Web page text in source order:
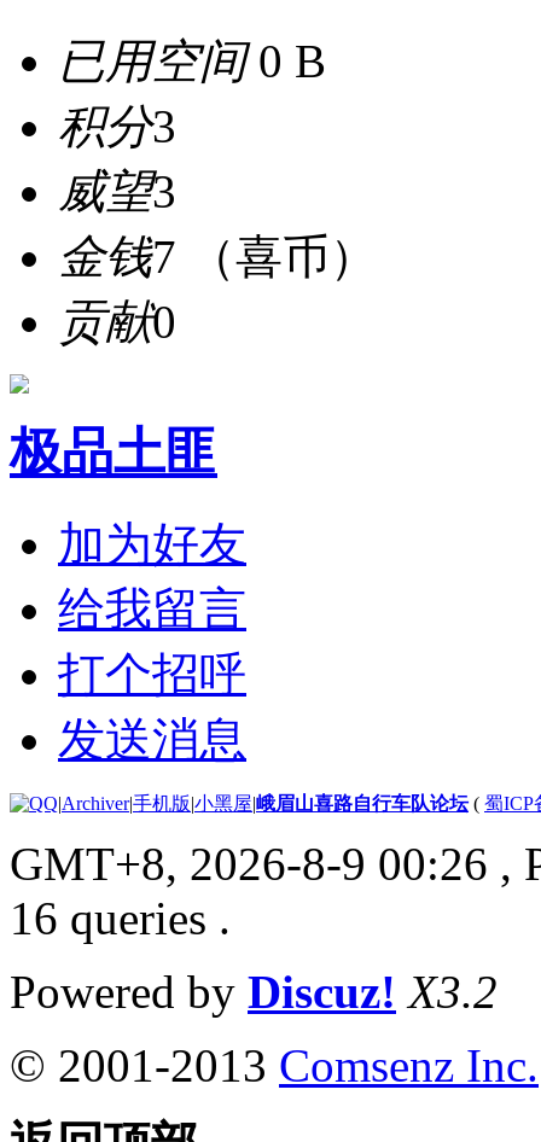
已用空间0 B
积分3
威望3
金钱7 （喜币）
贡献0
极品土匪
加为好友
给我留言
打个招呼
发送消息
|Archiver|手机版|小黑屋|峨眉山喜路自行车队论坛( 蜀ICP
GMT+8, 2026-8-9 00:26 ,
16 queries .
Powered by Discuz! X3.2
© 2001-2013 Comsenz Inc.